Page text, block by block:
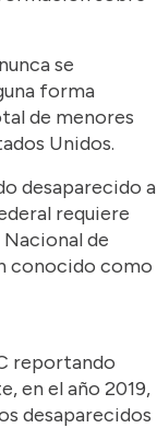
se
forma
de menores
Unidos.
desaparecido a
requiere
de
conocido como
reportando
en el año 2019,
desaparecidos